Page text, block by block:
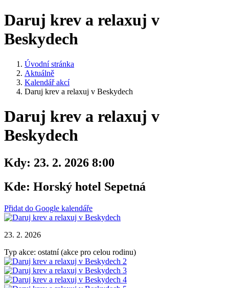
Daruj krev a relaxuj v
Beskydech
Úvodní stránka
Aktuálně
Kalendář akcí
Daruj krev a relaxuj v Beskydech
Daruj krev a relaxuj v
Beskydech
Kdy: 23. 2. 2026 8:00
Kde: Horský hotel Sepetná
Přidat do Google kalendáře
23. 2. 2026
Typ akce: ostatní (akce pro celou rodinu)